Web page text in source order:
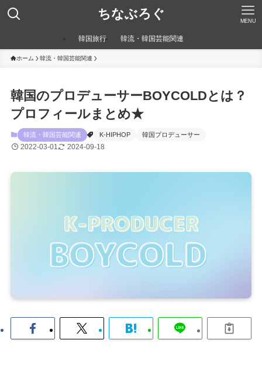
ちなぶろぐ MENU
韓国旅行 韓流・韓国芸能関連
ホーム 韓流・韓国芸能関連
韓国のプロデューサーBOYCOLDとは？
プロフィールまとめ★
韓流・韓国芸能関連 K-HIPHOP 韓国プロデューサー
2022-03-01 2024-09-18